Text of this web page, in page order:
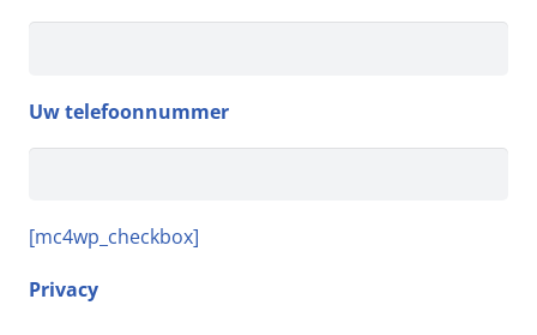
Uw telefoonnummer
[mc4wp_checkbox]
Privacy